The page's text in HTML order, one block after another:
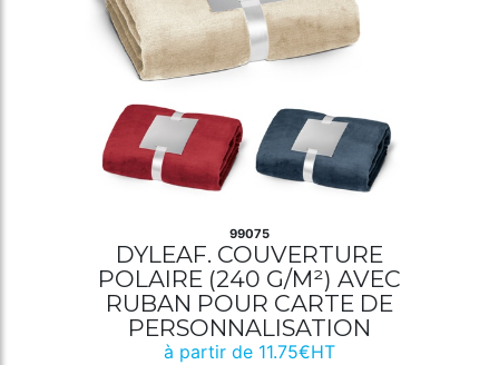
99075
DYLEAF. COUVERTURE
POLAIRE (240 G/M²) AVEC
RUBAN POUR CARTE DE
PERSONNALISATION
à partir de 11.75€HT